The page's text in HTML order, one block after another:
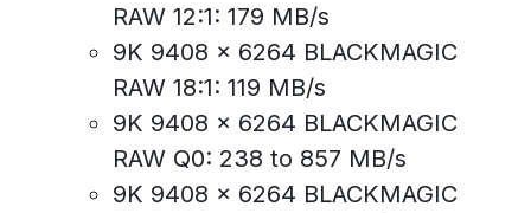
RAW 12:1: 179 MB/s
9K 9408 x 6264 BLACKMAGIC
RAW 18:1: 119 MB/s
9K 9408 x 6264 BLACKMAGIC
RAW Q0: 238 to 857 MB/s
9K 9408 x 6264 BLACKMAGIC